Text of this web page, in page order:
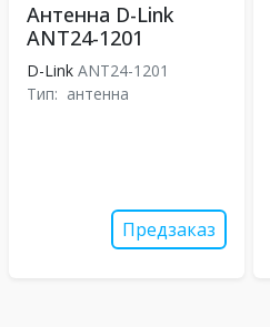
Антенна D-Link
ANT24-1201
D-Link ANT24-1201
Тип: антенна
Предзаказ